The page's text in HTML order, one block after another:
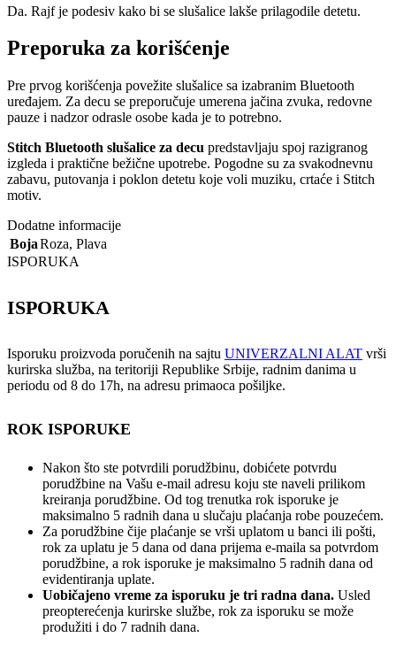
Da. Rajf je podesiv kako bi se slušalice lakše prilagodile detetu.
Preporuka za korišćenje
Pre prvog korišćenja povežite slušalice sa izabranim Bluetooth
uređajem. Za decu se preporučuje umerena jačina zvuka, redovne
pauze i nadzor odrasle osobe kada je to potrebno.
Stitch Bluetooth slušalice za decu predstavljaju spoj razigranog
izgleda i praktične bežične upotrebe. Pogodne su za svakodnevnu
zabavu, putovanja i poklon detetu koje voli muziku, crtaće i Stitch
motiv.
Dodatne informacije
BojaRoza, Plava
ISPORUKA
ISPORUKA
Isporuku proizvoda poručenih na sajtu UNIVERZALNI ALAT vrši
kurirska služba, na teritoriji Republike Srbije, radnim danima u
periodu od 8 do 17h, na adresu primaoca pošiljke.
ROK ISPORUKE
Nakon što ste potvrdili porudžbinu, dobićete potvrdu
porudžbine na Vašu e-mail adresu koju ste naveli prilikom
kreiranja porudžbine. Od tog trenutka rok isporuke je
maksimalno 5 radnih dana u slučaju plaćanja robe pouzećem.
Za porudžbine čije plaćanje se vrši uplatom u banci ili pošti,
rok za uplatu je 5 dana od dana prijema e-maila sa potvrdom
porudžbine, a rok isporuke je maksimalno 5 radnih dana od
evidentiranja uplate.
Uobičajeno vreme za isporuku je tri radna dana. Usled
preopterećenja kurirske službe, rok za isporuku se može
produžiti i do 7 radnih dana.